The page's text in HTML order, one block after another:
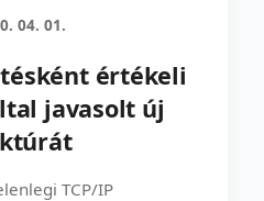
04. 01.
értékeli
javasolt új
TCP/IP